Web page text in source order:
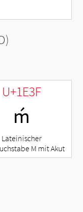
U+1E3F
ḿ
Lateinischer
M mit Akut